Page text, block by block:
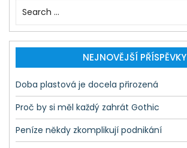
a
r
h
f
r
:
NEJNOVĚJŠÍ PŘÍSPĚVKY
Doba plastová je docela přirozená
Proč by si měl každý zahrát Gothic
Peníze někdy zkomplikují podnikání